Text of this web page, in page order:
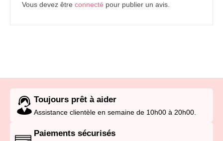
Vous devez être connecté pour publier un avis.
Toujours prêt à aider
Assistance clientèle en semaine de 10h00 à 20h00.
Paiements sécurisés